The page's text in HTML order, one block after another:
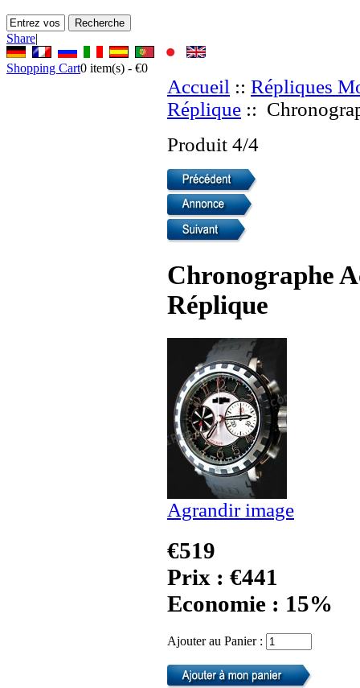
Share|
Shopping Cart0 item(s) - €0
Accueil :: Répliques
Réplique ::
Produit 4/4
Chronographe
Réplique
Agrandir image
€519
Prix : €441
Economie : 15%
Ajouter au Panier :